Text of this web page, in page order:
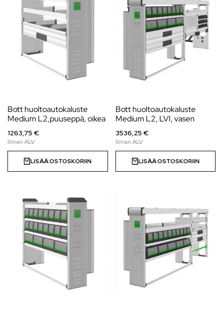
Bott huoltoautokaluste
Medium L2,puuseppä, oikea
1263,75 €
LISÄÄ OSTOSKORIIN
Bott huoltoautokaluste
Medium L2, LVI, vasen
3536,25 €
LISÄÄ OSTOSKORIIN